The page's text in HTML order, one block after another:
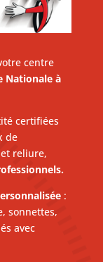
centre
Nationale à
certifiées
de
reliure,
:
sonnettes,
avec